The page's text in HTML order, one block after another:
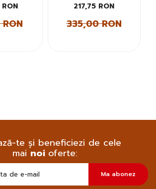
217,75 RON
335,00 RON
te și beneficiezi de cele
mainoi oferte:
sa
primesc
Ma abonez